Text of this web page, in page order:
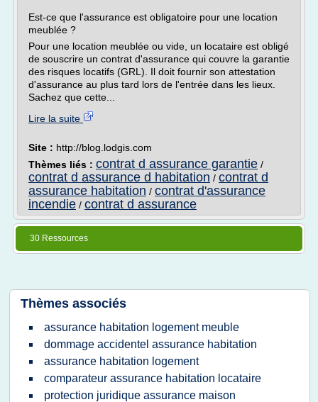
Est-ce que l'assurance est obligatoire pour une location
meublée ?
Pour une location meublée ou vide, un locataire est obligé
de souscrire un contrat d'assurance qui couvre la garantie
des risques locatifs (GRL). Il doit fournir son attestation
d'assurance au plus tard lors de l'entrée dans les lieux.
Sachez que cette...
Lire la suite
Site : http://blog.lodgis.com
Thèmes liés : contrat d assurance garantie /
contrat d assurance d habitation / contrat d
assurance habitation / contrat d'assurance
incendie / contrat d assurance
30 Ressources
Thèmes associés
assurance habitation logement meuble
dommage accidentel assurance habitation
assurance habitation logement
comparateur assurance habitation locataire
protection juridique assurance maison